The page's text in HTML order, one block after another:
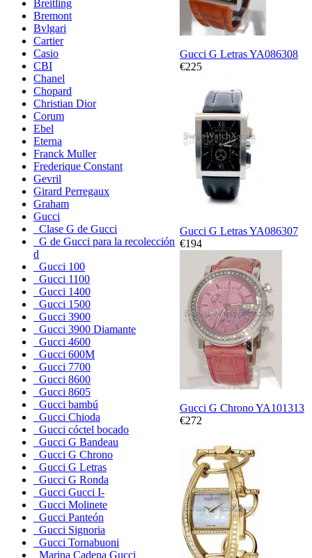
Breitling
Bremont
Bvlgari
Cartier
Casio
CBI
Chanel
Chopard
Christian Dior
Corum
Ebel
Eterna
Franck Muller
Frederique Constant
Gevril
Girard Perregaux
Graham
Gucci
Clase G de Gucci
G de Gucci para la recolección
d
Gucci 100
Gucci 1100
Gucci 1400
Gucci 1500
Gucci 3900
Gucci 3900 Diamante
Gucci 4600
Gucci 600M
Gucci 7700
Gucci 8600
Gucci 8605
Gucci bambú
Gucci Chioda
Gucci cóctel bocado
Gucci G Bandeau
Gucci G Chrono
Gucci G Letras
Gucci G Ronda
Gucci Gucci I-
Gucci Molinete
Gucci Panteón
Gucci Signoria
Gucci Tornabuoni
Marina Cadena Gucci
Gucci G Letras YA086308
€225
Gucci G Letras YA086307
€194
Gucci G Chrono YA101313
€272